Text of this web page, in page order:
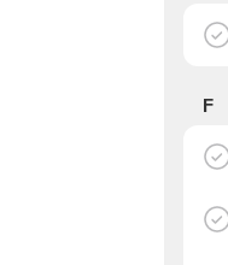
F